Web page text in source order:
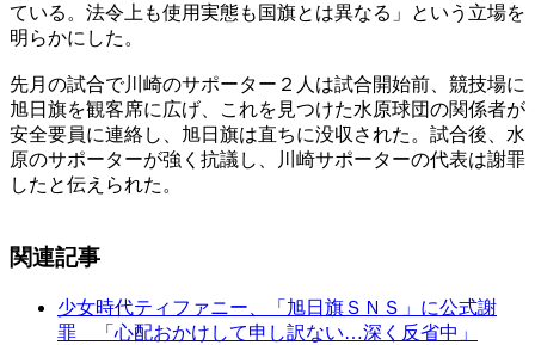
ている。法令上も使用実態も国旗とは異なる」という立場を
明らかにした。
先月の試合で川崎のサポーター２人は試合開始前、競技場に
旭日旗を観客席に広げ、これを見つけた水原球団の関係者が
安全要員に連絡し、旭日旗は直ちに没収された。試合後、水
原のサポーターが強く抗議し、川崎サポーターの代表は謝罪
したと伝えられた。
関連記事
少女時代ティファニー、「旭日旗ＳＮＳ」に公式謝
罪 「心配おかけして申し訳ない…深く反省中」